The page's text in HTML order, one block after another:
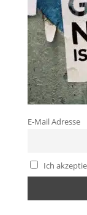
E-Mail Adresse
Ich